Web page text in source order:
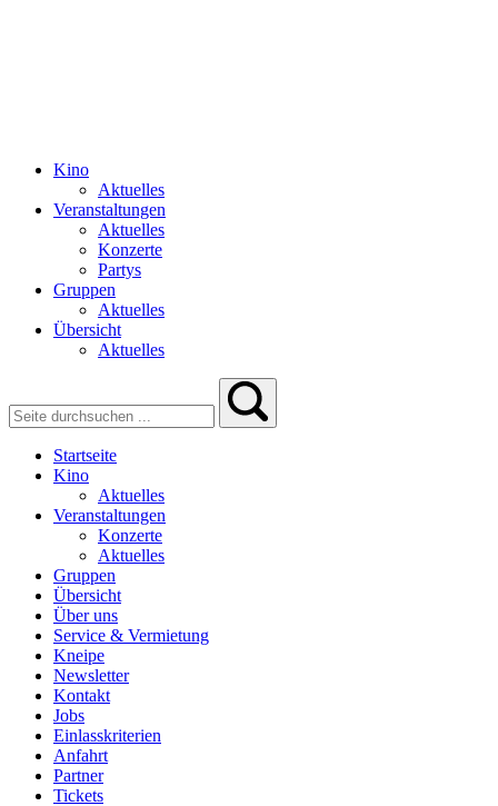
Kino
Aktuelles
Veranstaltungen
Aktuelles
Konzerte
Partys
Gruppen
Aktuelles
Übersicht
Aktuelles
Startseite
Kino
Aktuelles
Veranstaltungen
Konzerte
Aktuelles
Gruppen
Übersicht
Über uns
Service & Vermietung
Kneipe
Newsletter
Kontakt
Jobs
Einlasskriterien
Anfahrt
Partner
Tickets